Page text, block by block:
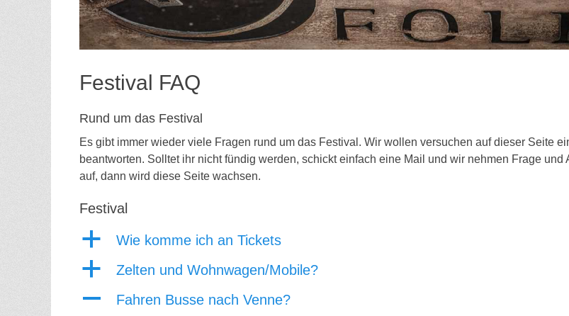
Festival FAQ
Rund um das Festival
Es gibt immer wieder viele Fragen rund um das Festival. Wir wollen versuchen auf dieser Seite
beantworten. Solltet ihr nicht fündig werden, schickt einfach eine Mail und wir nehmen Frage und
auf, dann wird diese Seite wachsen.
Festival
a Wie komme ich an Tickets
a Zelten und Wohnwagen/Mobile?
A Fahren Busse nach Venne?